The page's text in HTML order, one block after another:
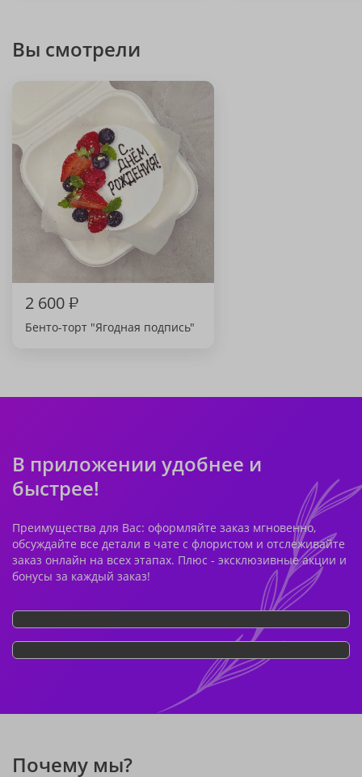
Вы смотрели
2 600₽
Бенто-торт "Ягодная подпись"
В приложении удобнее и
быстрее!
Преимущества для Вас: оформляйте заказ мгновенно,
обсуждайте все детали в чате с флористом и отслеживайте
заказ онлайн на всех этапах. Плюс - эксклюзивные акции и
бонусы за каждый заказ!
Почему мы?